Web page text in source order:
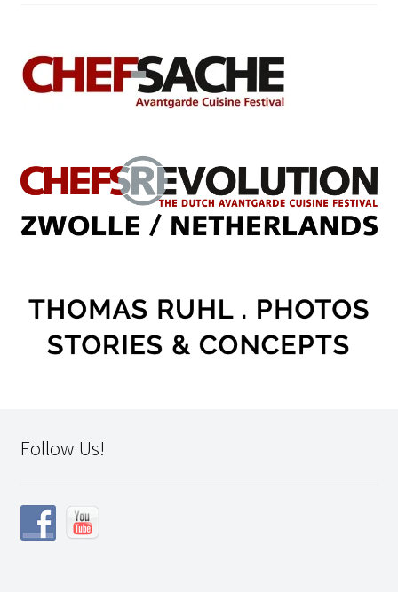
Follow Us!